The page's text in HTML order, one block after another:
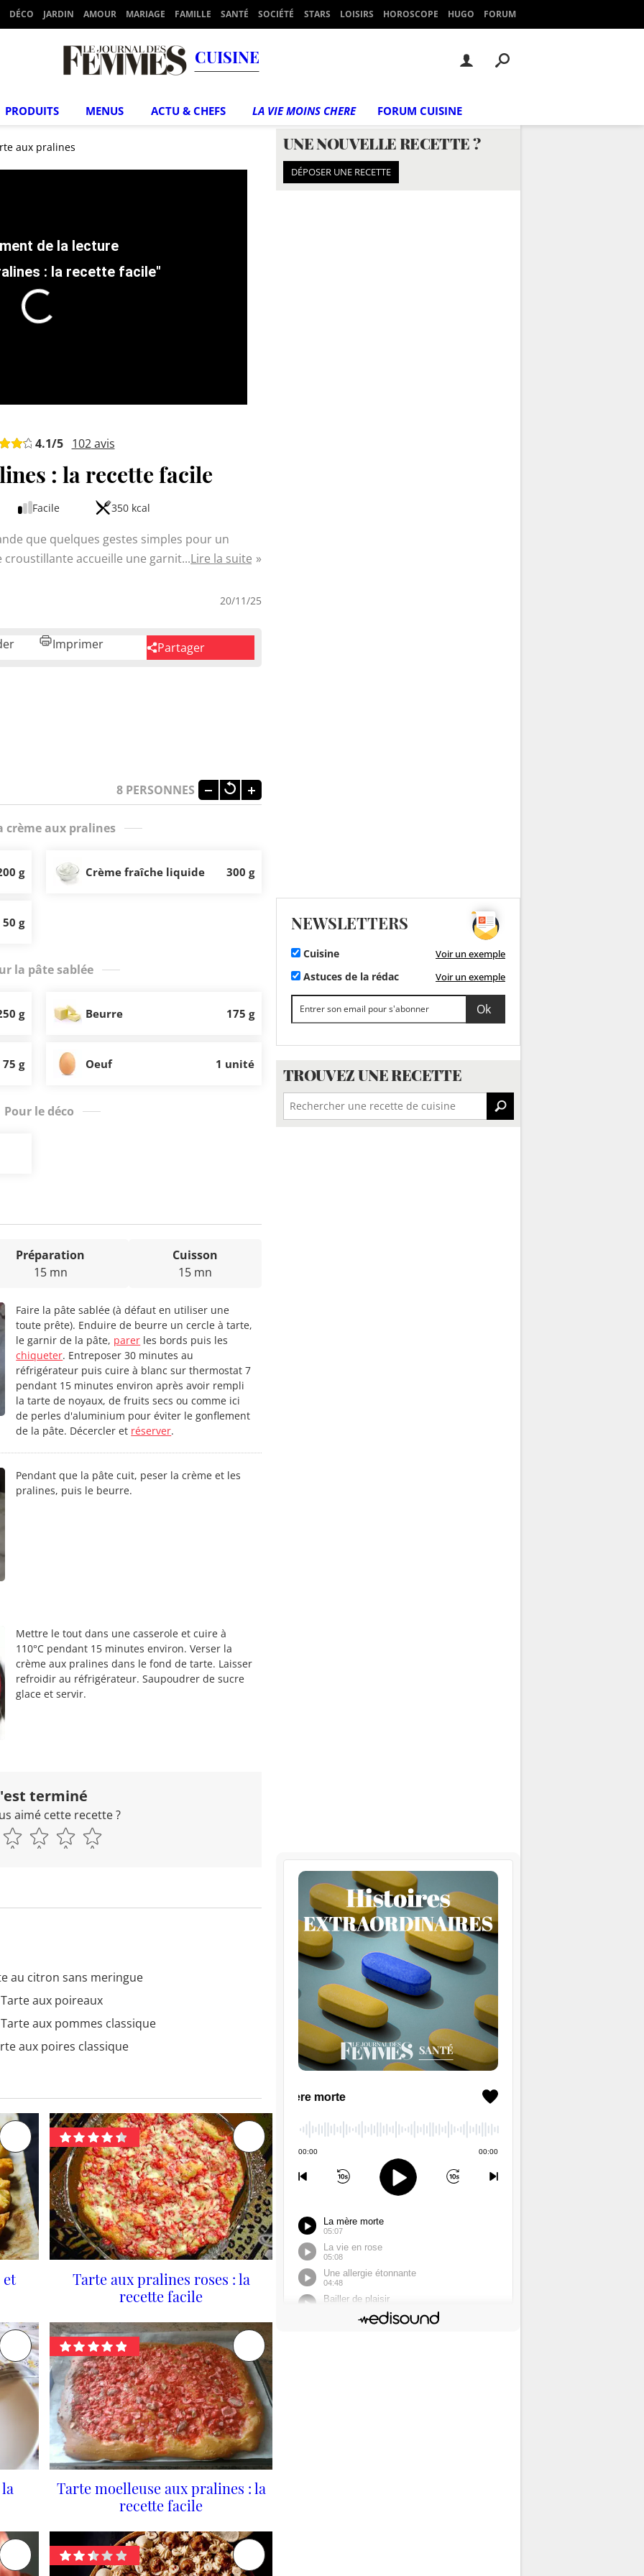
DÉCO JARDIN AMOUR MARIAGE FAMILLE SANTÉ SOCIÉTÉ STARS LOISIRS HOROSCOPE HUGO FORUM
CUISINE
PRODUITS MENUS ACTU & CHEFS LA VIE MOINS CHERE FORUM CUISINE
aux pralines
: la recette facile"
4.1/5 102avis
: la recette facile
Facile 350 kcal
que quelques gestes simples pour un
croustillante accueille une garniture crémeuse
maison qui fait toujours son effet à table.
Lire la suite
20/11/25
Imprimer Partager
8 PERSONNES
crème aux pralines
g Crème fraîche liquide 300 g
50 g
la pâte sablée
g Beurre 175 g
75 g Oeuf 1 unité
Pour le déco
Préparation
15 mn
Cuisson
15 mn
Faire la pâte sablée (à défaut en utiliser une
toute prête). Enduire de beurre un cercle à tarte,
le garnir de la pâte, parer les bords puis les
chiqueter. Entreposer 30 minutes au
réfrigérateur puis cuire à blanc sur thermostat 7
pendant 15 minutes environ après avoir rempli
la tarte de noyaux, de fruits secs ou comme ici
de perles d'aluminium pour éviter le gonflement
de la pâte. Décercler et réserver.
Pendant que la pâte cuit, peser la crème et les
pralines, puis le beurre.
Mettre le tout dans une casserole et cuire à
110°C pendant 15 minutes environ. Verser la
crème aux pralines dans le fond de tarte. Laisser
refroidir au réfrigérateur. Saupoudrer de sucre
glace et servir.
terminé
aimé cette recette ?
au citron sans meringue
aux poireaux
aux pommes classique
aux poires classique
Tarte aux pralines roses : la
recette facile
Tarte moelleuse aux pralines : la
recette facile
UNE NOUVELLE RECETTE ?
DÉPOSER UNE RECETTE
NEWSLETTERS
Cuisine Voir un exemple
Astuces de la rédac Voir un exemple
TROUVEZ UNE RECETTE